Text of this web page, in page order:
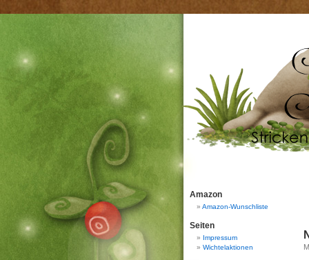
Amazon
Amazon-Wunschliste
Seiten
Impressum
Wichtelaktionen